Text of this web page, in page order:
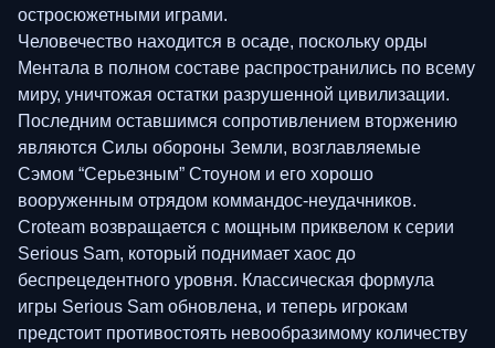
остросюжетными играми.
Человечество находится в осаде, поскольку орды
Ментала в полном составе распространились по всему
миру, уничтожая остатки разрушенной цивилизации.
Последним оставшимся сопротивлением вторжению
являются Силы обороны Земли, возглавляемые
Сэмом “Серьезным” Стоуном и его хорошо
вооруженным отрядом коммандос-неудачников.
Croteam возвращается с мощным приквелом к серии
Serious Sam, который поднимает хаос до
беспрецедентного уровня. Классическая формула
игры Serious Sam обновлена, и теперь игрокам
предстоит противостоять невообразимому количеству